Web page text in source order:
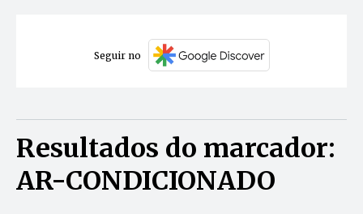
Seguir no
Resultados do marcador:
AR-CONDICIONADO